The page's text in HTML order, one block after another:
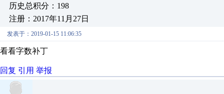
历史总积分：198
注册：2017年11月27日
发表于：2019-01-15 11:06:35
看看字数补丁
回复 引用 举报